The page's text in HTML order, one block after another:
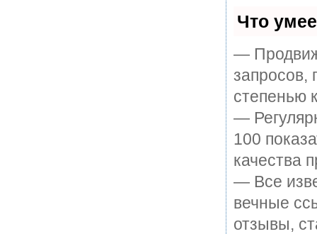
Что
—
запросов,
степенью
—
100
качества
— Все
вечные
отзывы,